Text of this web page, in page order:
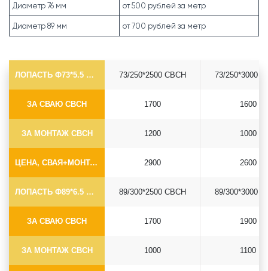
Диаметр 76 мм от 500 рублей за метр
Диаметр 89 мм от 700 рублей за метр
ЛОПАСТЬ Ф73*5.5 СВСН
ЗА СВАЮ СВСН
ЗА МОНТАЖ СВСН
ЦЕНА, СВАЯ+МОНТАЖ (БЕЗ ОГОЛОВКА)
73/250*2500 СВСН
1700
1200
2900
73/250*3000
1600
1000
2600
ЛОПАСТЬ Ф89*6.5 СВСН
ЗА СВАЮ СВСН
ЗА МОНТАЖ СВСН
89/300*2500 СВСН
1700
1000
89/300*3000
1900
1100